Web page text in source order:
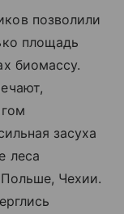
позволили
площадь
биомассу.
засуха
леса
Чехии.